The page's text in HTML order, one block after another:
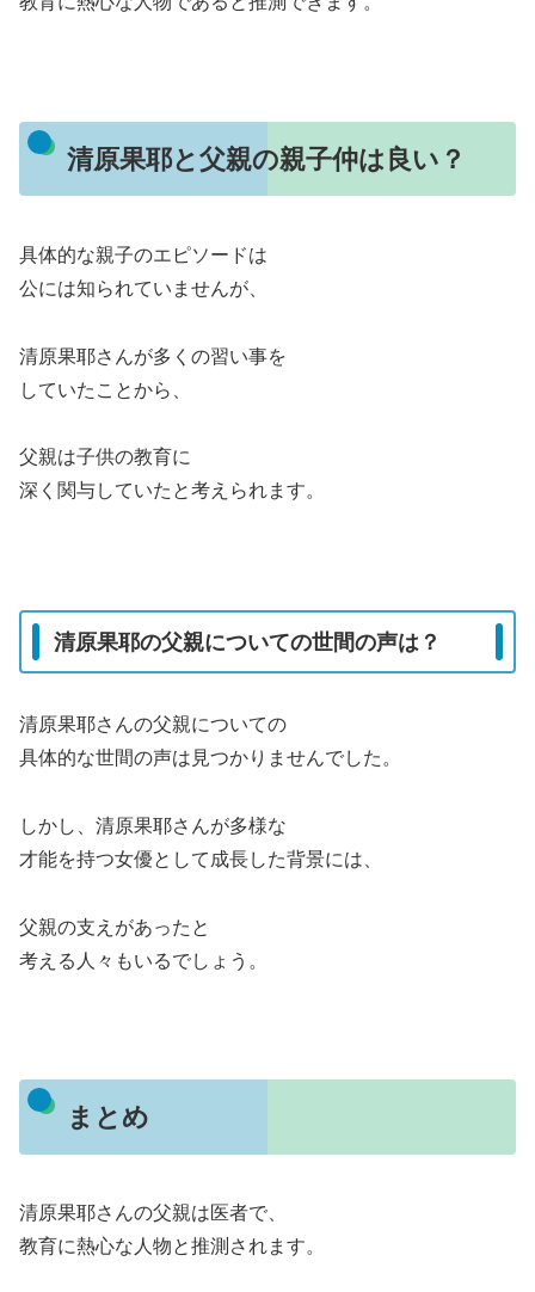
清原果耶と父親の親子仲は良い？
具体的な親子のエピソードは
公には知られていませんが、
清原果耶さんが多くの習い事を
していたことから、
父親は子供の教育に
深く関与していたと考えられます。
清原果耶の父親についての世間の声は？
清原果耶さんの父親についての
具体的な世間の声は見つかりませんでした。
しかし、清原果耶さんが多様な
才能を持つ女優として成長した背景には、
父親の支えがあったと
考える人々もいるでしょう。
まとめ
清原果耶さんの父親は医者で、
教育に熱心な人物と推測されます。